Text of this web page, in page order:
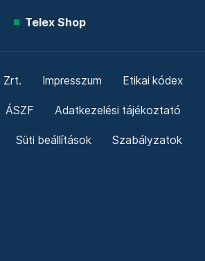
Telex Shop
Zrt. Impresszum Etikai kódex
ÁSZF Adatkezelési tájékoztató
Süti beállítások Szabályzatok